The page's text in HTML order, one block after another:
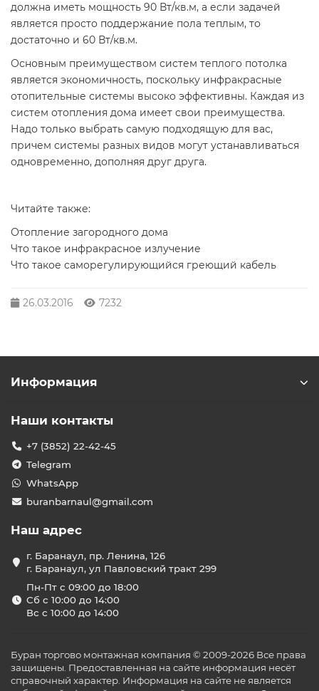
должна иметь мощность 90 Вт/кв.м, а если задачей
является просто поддержание пола теплым, то
достаточно и 60 Вт/кв.м.
Основным преимуществом систем теплого потолка
является экономичность, поскольку инфракрасные
отопительные системы высоко эффективны. Каждая из
систем отопления дома имеет свои преимущества.
Надо только выбрать самую подходящую для вас,
причем системы разных видов могут устанавливаться
одновременно, дополняя друг друга.
Читайте также:
Отопление загородного дома
Что такое инфракрасное излучение
Что такое саморегулирующийся греющий кабель
26.03.2016 7232
Информация
Наши контакты
+7 (3852) 22-42-45
Telegram
WhatsApp
buranbarnaul@gmail.com
Наш адрес
г. Баранаул, пр. Ленина, 126
г. Баранаул, ул Павловский тракт 299
Пн-Пт с 09:00 до 18:00
Сб с 10:00 до 14:00
Вс с 10:00 до 14:00
Буран торгово монтажная компания © 2009-2026 Все права
защищены. Предоставленная на сайте информация несёт
справочный характер. Информация на сайте не является